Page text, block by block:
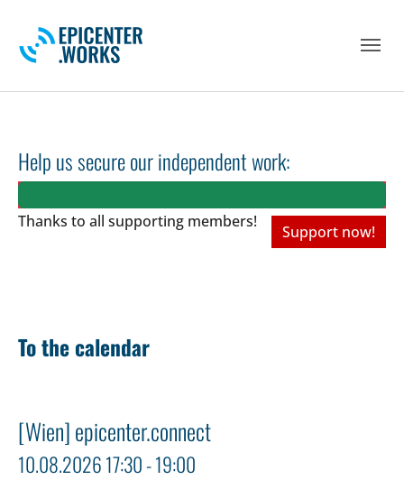
Help us secure our independent work:
Thanks to all supporting members!
Support now!
To the calendar
[Wien] epicenter.connect
10.08.2026 17:30 - 19:00